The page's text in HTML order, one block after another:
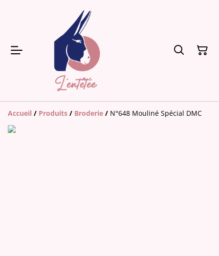
Accueil / Produits / Broderie / N°648 Mouliné Spécial DMC